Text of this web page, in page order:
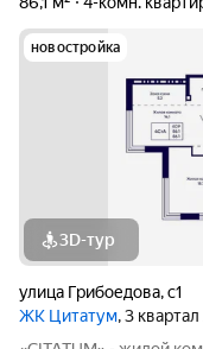
новостройка
3D-тур
улица Грибоедова,с1
ЖК Цитатум, 3